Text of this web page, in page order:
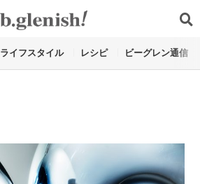
ライフスタイル レシピ ビーグレン通信